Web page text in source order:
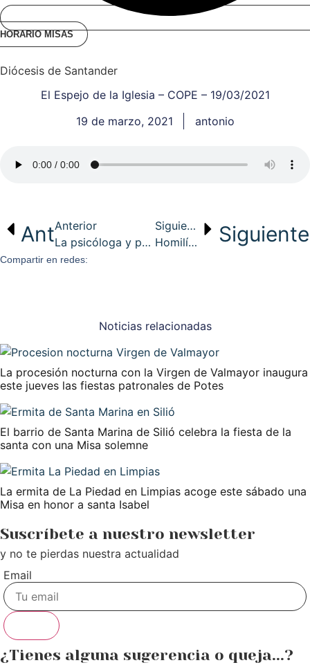
HORARIO MISAS
Diócesis de Santander
El Espejo de la Iglesia – COPE – 19/03/2021
19 de marzo, 2021
antonio
AntAnterior
La psicóloga y pedagoga Mª José Díez disertará sobre la “Iglesia, un lugar Seguro: Aspectos preventivos a las víctimas y a la comunidad» este lunes 22 en Corbán
Siguiente
Homilía Festividad de San Jose
Siguiente
Compartir en redes:
Noticias relacionadas
La procesión nocturna con la Virgen de Valmayor inaugura
este jueves las fiestas patronales de Potes
El barrio de Santa Marina de Silió celebra la fiesta de la
santa con una Misa solemne
La ermita de La Piedad en Limpias acoge este sábado una
Misa en honor a santa Isabel
Suscríbete a nuestro newsletter
y no te pierdas nuestra actualidad
Email
¿Tienes alguna sugerencia o queja...?